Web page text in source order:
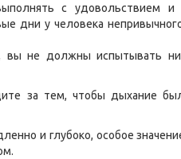
с удовольствием
дни у человека
вы не должны испытывать
за тем, чтобы дыхание
и глубоко, особое